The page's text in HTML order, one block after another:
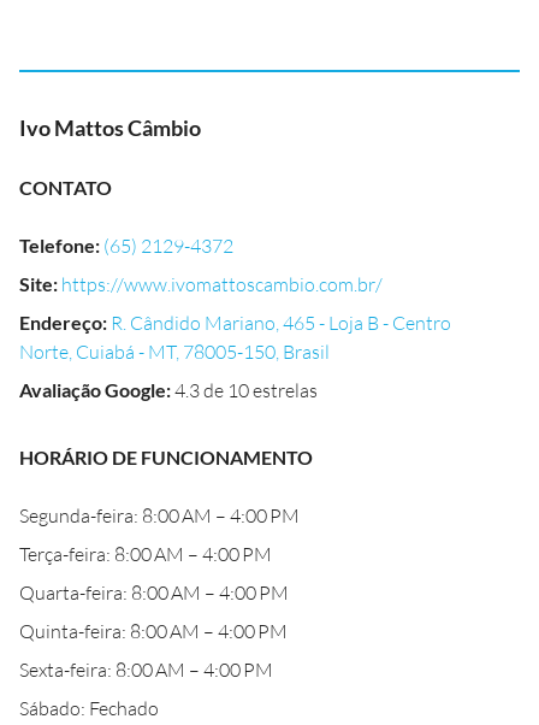
Ivo Mattos Câmbio
CONTATO
Telefone: (65) 2129-4372
Site: https://www.ivomattoscambio.com.br/
Endereço: R. Cândido Mariano, 465 - Loja B - Centro
Norte, Cuiabá - MT, 78005-150, Brasil
Avaliação Google:4.3 de 10 estrelas
HORÁRIO DE FUNCIONAMENTO
Segunda-feira: 8:00 AM – 4:00 PM
Terça-feira: 8:00 AM – 4:00 PM
Quarta-feira: 8:00 AM – 4:00 PM
Quinta-feira: 8:00 AM – 4:00 PM
Sexta-feira: 8:00 AM – 4:00 PM
Sábado: Fechado